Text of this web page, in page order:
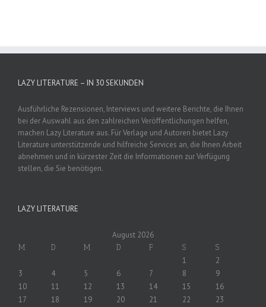
LAZY LITERATURE – IN 30 SEKUNDEN
Ausführliche Rezensionen, Interviews und weitere Berichte, die Ihnen
bei der Auswahl aus den zahlreichen Veröffentlichungen helfen,
machen Lazy Literature aus. Für Verlage und Autoren bietet Lazy
Literature unterstützende und hilfreiche Services an, die Ihnen Arbeit
abnehmen und in kürzester Zeit die Informationen zur Verfügung
stellen, die Sie benötigen.
LAZY LITERATURE
August 2026
M D M D F S S
1
2
3
4 5 6 7 8
9
10
11 12 13 14 15
16
17
18 19 20 21 22 23